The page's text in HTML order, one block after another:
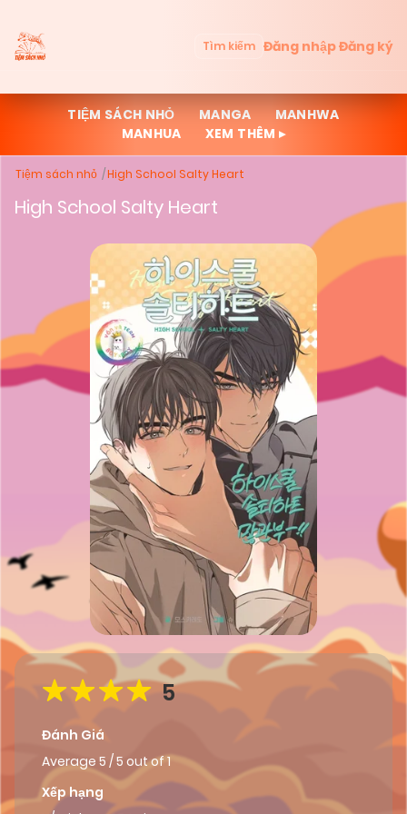
Tìm kiếm Đăng nhậpĐăng ký
TIỆM SÁCH NHỎ MANGA
MANHWA
MANHUA
XEM THÊM ▸
Tiệm sách nhỏ High School Salty Heart
High School Salty Heart
5
Đánh Giá
Average 5 /5 out of 1
Xếp hạng